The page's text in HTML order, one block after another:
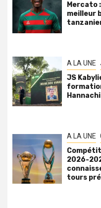
Mercato :
meilleur
A LA UNE
JS
A LA UNE
2026-
tours